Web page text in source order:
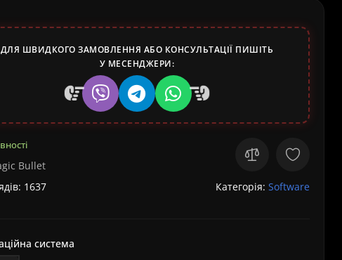
ДЛЯ ШВИДКОГО ЗАМОВЛЕННЯ АБО КОНСУЛЬТАЦІЇ ПИШІТЬ
У МЕСЕНДЖЕРИ:
Bullet
1637
Категорія: Software
система